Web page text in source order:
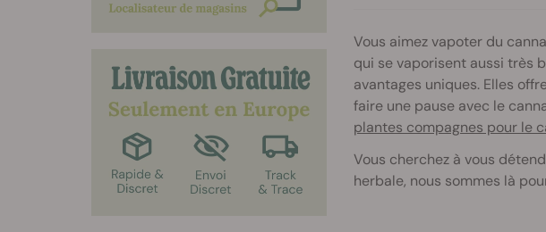
Vous aimez vapoter du
qui se vaporisent aussi très
avantages uniques. Elles
faire une pause avec le
plantes compagnes pour le
Vous cherchez à vous
herbale, nous sommes là